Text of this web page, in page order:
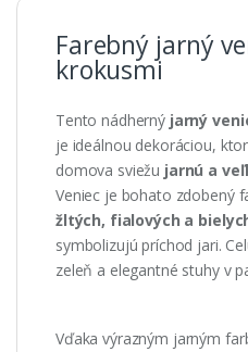
Farebný jarný
krokusmi
Tento nádherný jarný
je ideálnou dekoráciou,
domova sviežu jarnú a
Veniec je bohato zdobený
žltých, fialových a
symbolizujú príchod jari.
zeleň a elegantné stuhy v
Vďaka výrazným jarným